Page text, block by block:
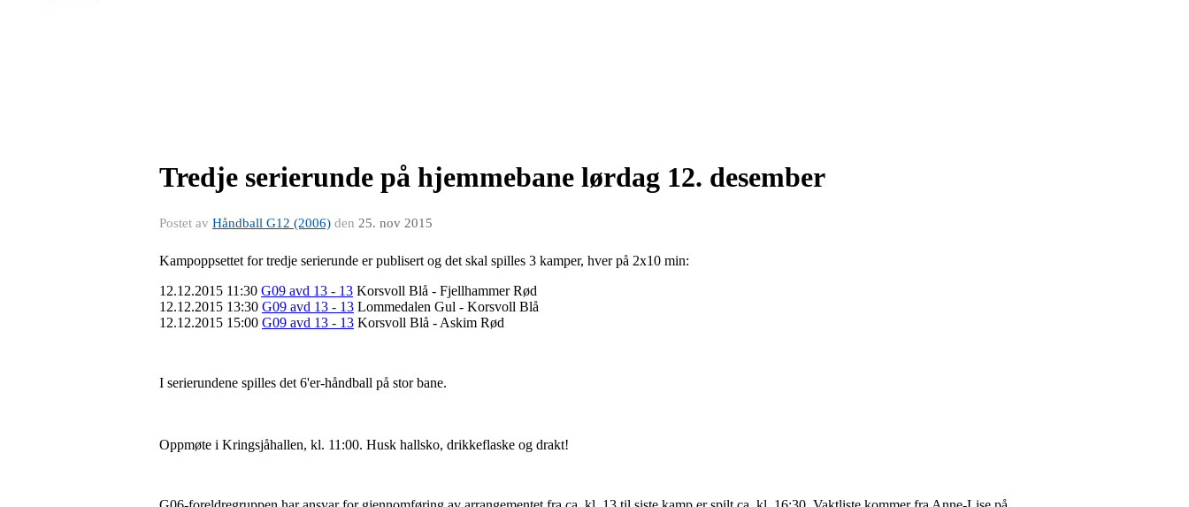
Tredje serierunde på hjemmebane lørdag 12. desember
Postet av Håndball G12 (2006) den 25. nov 2015
Kampoppsettet for tredje serierunde er publisert og det skal spilles 3 kamper, hver på 2x10 min:
12.12.2015 11:30 G09 avd 13 - 13 Korsvoll Blå - Fjellhammer Rød
12.12.2015 13:30 G09 avd 13 - 13 Lommedalen Gul - Korsvoll Blå
12.12.2015 1 5:00 G09 avd 13 - 13 Korsvoll Blå - Askim Rød
I serierundene spilles det 6'er-håndball på stor bane.
Oppmøte i Kringsjåhallen, kl. 11:00. Husk hallsko, drikkeflaske og drakt!